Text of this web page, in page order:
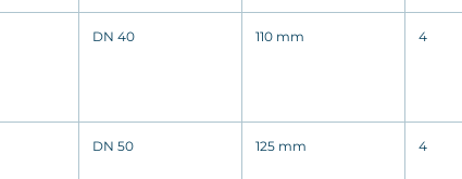
DN 40 110 mm 4
DN 50 125 mm 4